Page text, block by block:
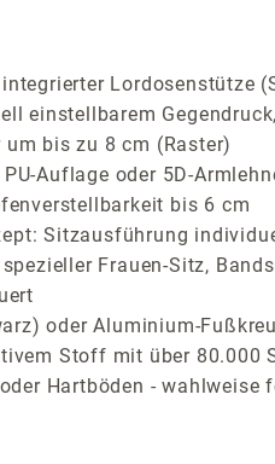
Lordosenstütze
einstellbarem
bis zu 8 cm (Raster)
Auflage oder 5D-
bis 6 cm
Sitzausführung
Frauen-Sitz,
oder Aluminium-
Stoff mit über 80.000
Hartböden - wahlweise